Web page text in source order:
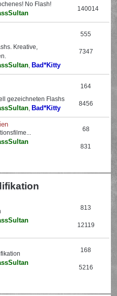
No Flash!
140014
Kreative,
, Bad*Kitty
555
7347
gezeichneten Flashs
, Bad*Kitty
164
8456
68
831
813
12119
168
5216